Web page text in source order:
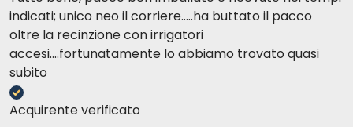
indicati; unico neo il corriere.....ha buttato il pacco
oltre la recinzione con irrigatori
accesi....fortunatamente lo abbiamo trovato quasi
subito
Acquirente verificato